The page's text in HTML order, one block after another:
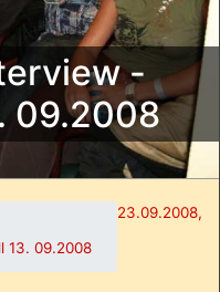
-
09.2008
23.09.2008,
13. 09.2008